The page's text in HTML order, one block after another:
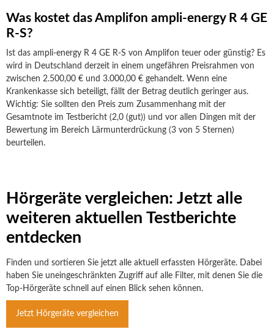
Was kostet das Amplifon ampli-energy R 4 GE
R-S?
Ist das ampli-energy R 4 GE R-S von Amplifon teuer oder günstig? Es
wird in Deutschland derzeit in einem ungefähren Preisrahmen von
zwischen 2.500,00 € und 3.000,00 € gehandelt. Wenn eine
Krankenkasse sich beteiligt, fällt der Betrag deutlich geringer aus.
Wichtig: Sie sollten den Preis zum Zusammenhang mit der
Gesamtnote im Testbericht (2,0 (gut)) und vor allen Dingen mit der
Bewertung im Bereich Lärmunterdrückung (3 von 5 Sternen)
beurteilen.
Hörgeräte vergleichen: Jetzt alle
weiteren aktuellen Testberichte
entdecken
Finden und sortieren Sie jetzt alle aktuell erfassten Hörgeräte. Dabei
haben Sie uneingeschränkten Zugriff auf alle Filter, mit denen Sie die
Top-Hörgeräte schnell auf einen Blick sehen können.
Jetzt Hörgeräte vergleichen